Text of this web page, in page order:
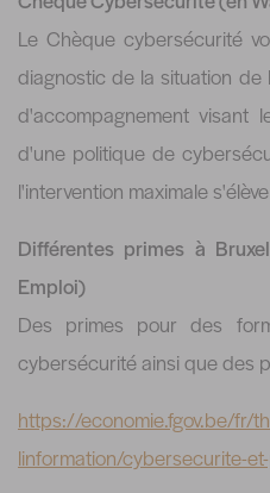
Le Chèque cybersécurité
diagnostic de la situation
d'accompagnement
d'une politique de
l'intervention maximale
Différentes primes à
Emploi)
Des primes pour des
cybersécurité ainsi que des
https://economie.fgov.be/fr/
linformation/cybersecurite-